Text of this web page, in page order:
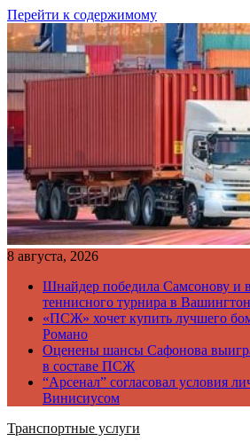
Перейти к содержимому
8 августа, 2026
Шнайдер победила Самсонову и
теннисного турнира в
«ПСЖ» хочет купить лучшего
Романо
Оценены шансы Сафонова
в составе ПСЖ
“Арсенал” согласовал условия
Винисиусом
Транспортные услуги